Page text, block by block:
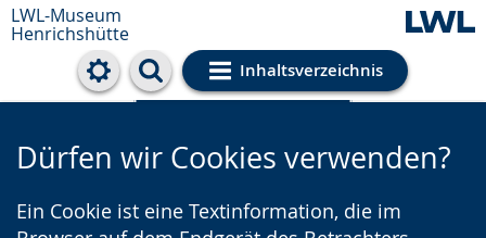
LWL-Museum
Henrichshütte
Inhaltsverzeichnis
Cookie-Einstellungen
Dürfen wir Cookies verwenden?
Ein Cookie ist eine Textinformation, die im